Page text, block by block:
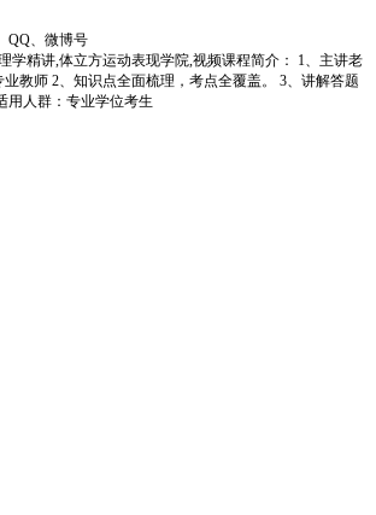
QQ、微博号
学精讲,体立方运动表现学院,视频课程简介： 1、主讲老
教师 2、知识点全面梳理，考点全覆盖。 3、讲解答题
用人群：专业学位考生